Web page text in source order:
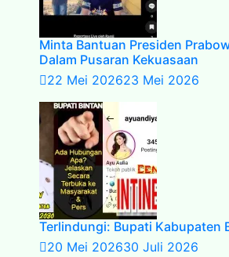
Minta Bantuan Presiden
Dalam Pusaran Kekuasaan
22 Mei 202623 Mei 2026
Terlindungi: Bupati Kabupaten
20 Mei 202630 Juli 2026